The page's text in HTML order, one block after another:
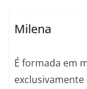
Milena
É formada em
exclusivamente